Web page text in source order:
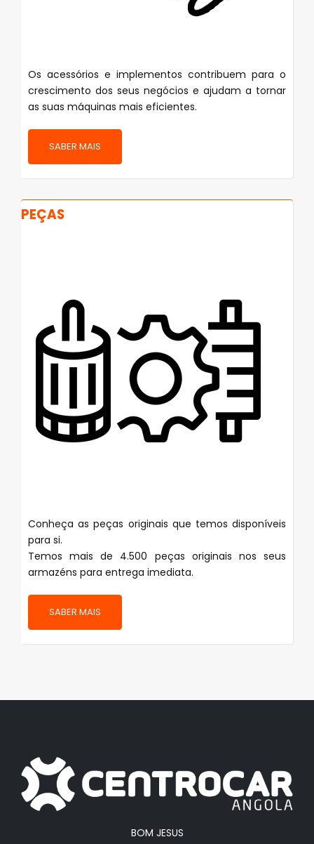
Os acessórios e implementos contribuem para o
crescimento dos seus negócios e ajudam a tornar
as suas máquinas mais eficientes.
SABER MAIS
PEÇAS
Conheça as peças originais que temos disponíveis
para si.
Temos mais de 4.500 peças originais nos seus
armazéns para entrega imediata.
SABER MAIS
BOM JESUS